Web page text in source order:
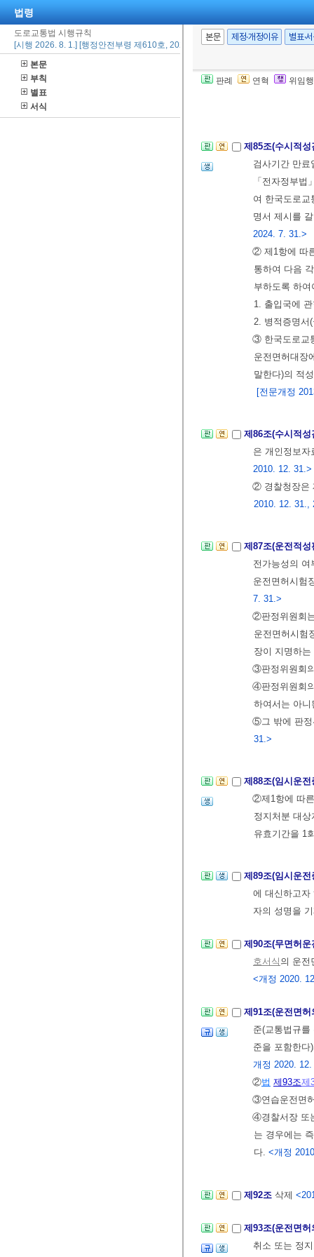
법령
도로교통법 시행규칙
[시행 2026. 8. 1.] [행정안전부령 제610호, 2026. 2. 24., 일부개정]
본문
부칙
별표
서식
본문 제정·개정이유 별표·
판례 연혁 위임
⑥영 제56조
위원회가 결
개정 2024. 7.
제85조(수시적
검사기간 만
「전자정부
여 한국도로
명서 제시를
2024. 7. 31.>
② 제1항에 따
통하여 다음
부하도록 하
1. 출입국에
2. 병적증명서
③ 한국도로교
운전면허대장
말한다)의 적
[전문개정
제86조(수시적
은 개인정보
2010. 12. 31.>
② 경찰청장은
2010. 12. 31.,
제87조(운전적
전가능성의
운전면허시험
7. 31.>
②판정위원회
운전면허시험
장이 지명하
③판정위원회
④판정위원회
하여서는 아니
⑤그 밖에 판정
31.>
제88조(임시운
②제1항에 따
정지처분 대
유효기간을 1
제89조(임시운
에 대신하고자
자의 성명을
제90조(무면허
호서식 의 운전
<개정 2020.
제91조(운전면
준(교통법규
준을 포함한
개정 2020.
②법 제93조제
③연습운전면
④경찰서장 또
는 경우에는
다. <개정
제92조 삭제
제93조(운전면
취소 또는 정